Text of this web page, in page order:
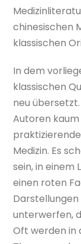
chinesischen
klassischen
In dem
klassischen
neu
Autoren
Medizin. Es
sein, in einem
einen roten
unterwerfen,
Oft werden in